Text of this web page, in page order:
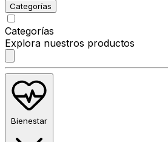
Categorías
Categorías
Explora nuestros productos
Bienestar